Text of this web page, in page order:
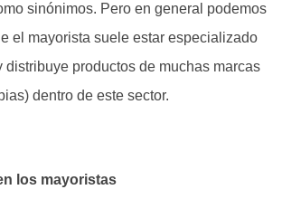
sinónimos. Pero en general podemos
el mayorista suele estar especializado
distribuye productos de muchas marcas
dentro de este sector.
los mayoristas